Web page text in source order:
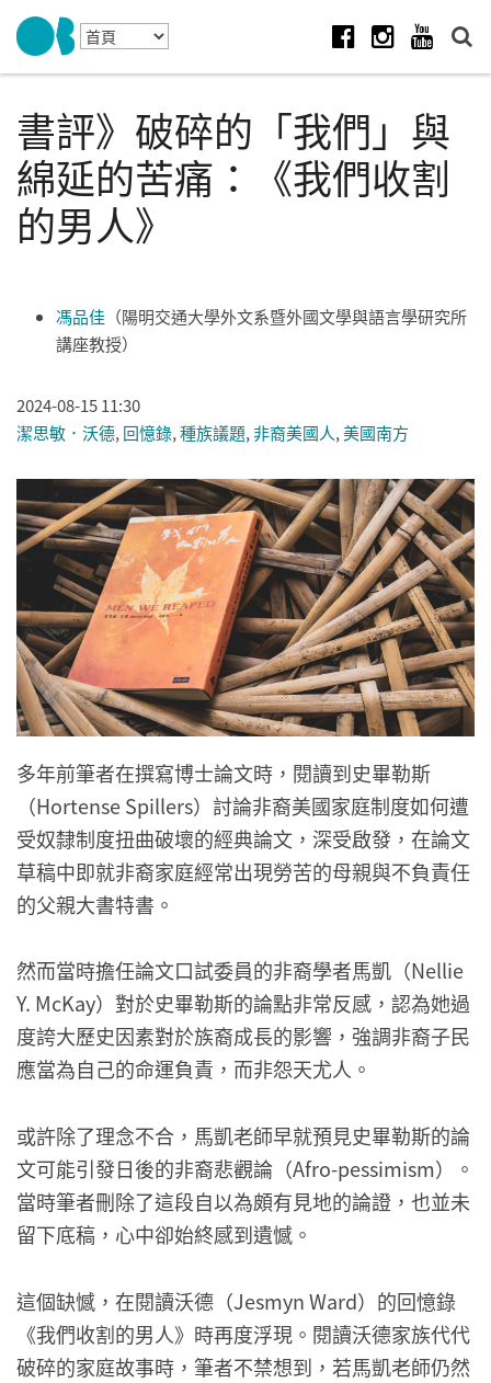
Skip to navigation
移至主內容
書評》破碎的「我們」與
綿延的苦痛：《我們收割
的男人》
馮品佳 （陽明交通大學外文系暨外國文學與語言學研究所
講座教授）
2024-08-15 11:30
潔思敏．沃德, 回憶錄,種族議題,非裔美國人,美國南方
多年前筆者在撰寫博士論文時，閱讀到史畢勒斯
（Hortense Spillers）討論非裔美國家庭制度如何遭
受奴隸制度扭曲破壞的經典論文，深受啟發，在論文
草稿中即就非裔家庭經常出現勞苦的母親與不負責任
的父親大書特書。
然而當時擔任論文口試委員的非裔學者馬凱（Nellie
Y. McKay）對於史畢勒斯的論點非常反感，認為她過
度誇大歷史因素對於族裔成長的影響，強調非裔子民
應當為自己的命運負責，而非怨天尤人。
或許除了理念不合，馬凱老師早就預見史畢勒斯的論
文可能引發日後的非裔悲觀論（Afro-pessimism）。
當時筆者刪除了這段自以為頗有見地的論證，也並未
留下底稿，心中卻始終感到遺憾。
這個缺憾，在閱讀沃德（Jesmyn Ward）的回憶錄
《我們收割的男人》時再度浮現。閱讀沃德家族代代
破碎的家庭故事時，筆者不禁想到，若馬凱老師仍然